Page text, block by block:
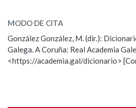
Nas definicións
Nos exemplos
ESCOLLE UNHA OPCIÓN:
Observación Hai un erro
Propoño mellorar a definición
MODO DE CITA
González González, M. (dir.):
Galega. A Coruña: Real Academia
<https://academia.gal/dicionario>